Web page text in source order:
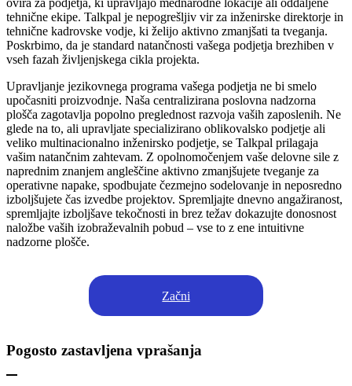
ovira za podjetja, ki upravljajo mednarodne lokacije ali oddaljene
tehnične ekipe. Talkpal je nepogrešljiv vir za inženirske direktorje in
tehnične kadrovske vodje, ki želijo aktivno zmanjšati ta tveganja.
Poskrbimo, da je standard natančnosti vašega podjetja brezhiben v
vseh fazah življenjskega cikla projekta.
Upravljanje jezikovnega programa vašega podjetja ne bi smelo
upočasniti proizvodnje. Naša centralizirana poslovna nadzorna
plošča zagotavlja popolno preglednost razvoja vaših zaposlenih. Ne
glede na to, ali upravljate specializirano oblikovalsko podjetje ali
veliko multinacionalno inženirsko podjetje, se Talkpal prilagaja
vašim natančnim zahtevam. Z opolnomočenjem vaše delovne sile z
naprednim znanjem angleščine aktivno zmanjšujete tveganje za
operativne napake, spodbujate čezmejno sodelovanje in neposredno
izboljšujete čas izvedbe projektov. Spremljajte dnevno angažiranost,
spremljajte izboljšave tekočnosti in brez težav dokazujte donosnost
naložbe vaših izobraževalnih pobud – vse to z ene intuitivne
nadzorne plošče.
Začni
Pogosto zastavljena vprašanja